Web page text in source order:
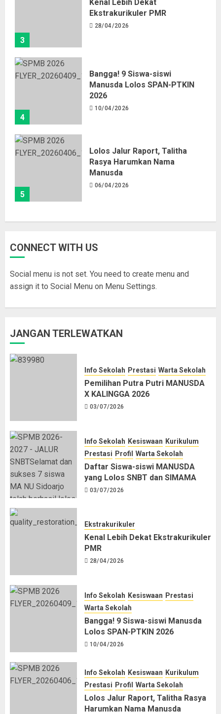
3
Kenal Lebih Dekat
Ekstrakurikuler PMR
28/04/2026
4
Bangga! 9 Siswa-siswi
Manusda Lolos SPAN-PTKIN
2026
10/04/2026
5
Lolos Jalur Raport, Talitha
Rasya Harumkan Nama
Manusda
06/04/2026
CONNECT WITH US
Social menu is not set. You need to create menu and
assign it to Social Menu on Menu Settings.
JANGAN TERLEWATKAN
Info Sekolah Prestasi Warta Sekolah
Pemilihan Putra Putri MANUSDA
X KALINGGA 2026
03/07/2026
Info Sekolah Kesiswaan Kurikulum
Prestasi Profil Warta Sekolah
Daftar Siswa-siswi MANUSDA
yang Lolos SNBT dan SIMAMA
03/07/2026
Ekstrakurikuler
Kenal Lebih Dekat Ekstrakurikuler
PMR
28/04/2026
Info Sekolah Kesiswaan Prestasi
Warta Sekolah
Bangga! 9 Siswa-siswi Manusda
Lolos SPAN-PTKIN 2026
10/04/2026
Info Sekolah Kesiswaan Kurikulum
Prestasi Profil Warta Sekolah
Lolos Jalur Raport, Talitha Rasya
Harumkan Nama Manusda